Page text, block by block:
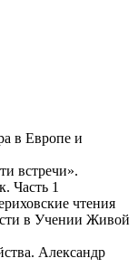
в Европе и
встречи».
Часть 1
чтения
в Учении Живой
Александр